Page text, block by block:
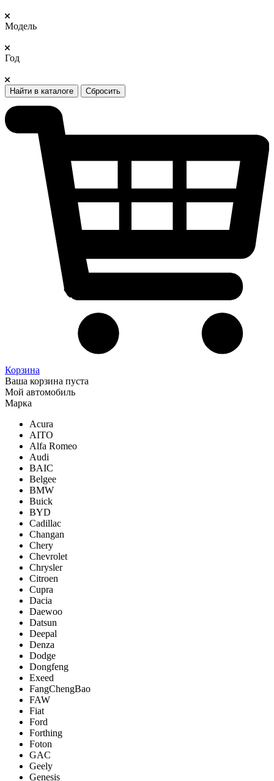
Модель
Год
Найти в каталоге Сбросить
Корзина
Ваша корзина пуста
Мой автомобиль
Марка
Acura
AITO
Alfa Romeo
Audi
BAIC
Belgee
BMW
Buick
BYD
Cadillac
Changan
Chery
Chevrolet
Chrysler
Citroen
Cupra
Dacia
Daewoo
Datsun
Deepal
Denza
Dodge
Dongfeng
Exeed
FangChengBao
FAW
Fiat
Ford
Forthing
Foton
GAC
Geely
Genesis